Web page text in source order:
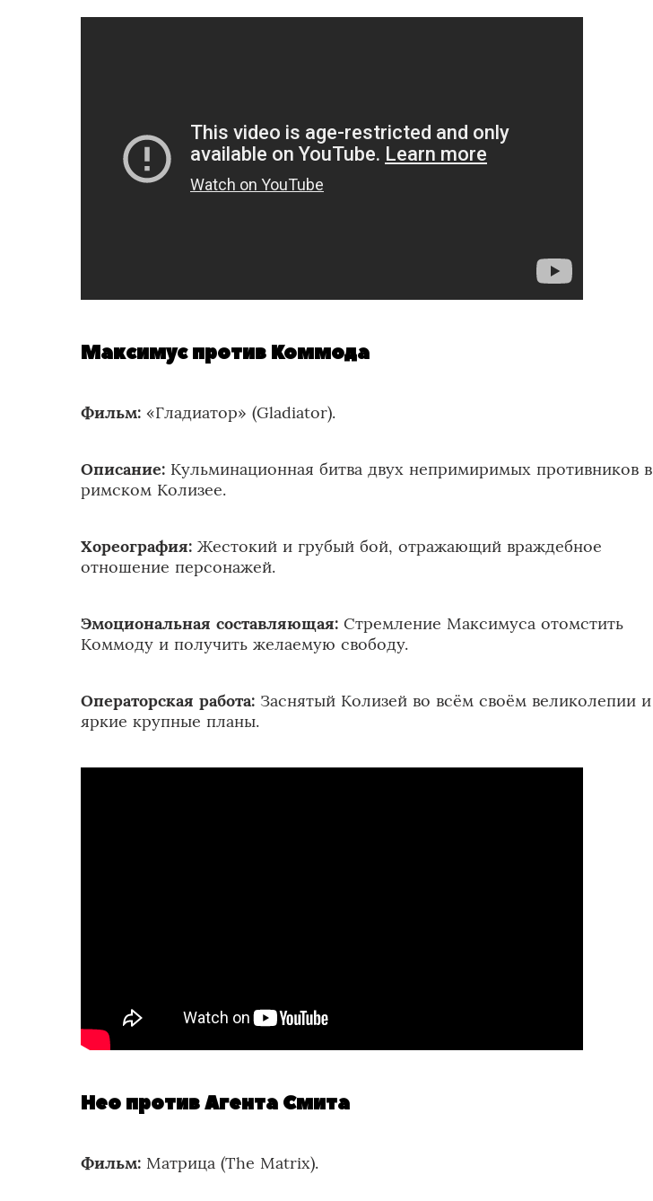
Максимус против Коммода
Фильм: «Гладиатор» (Gladiator).
Описание: Кульминационная битва двух непримиримых противников в
римском Колизее.
Хореография: Жестокий и грубый бой, отражающий враждебное
отношение персонажей.
Эмоциональная составляющая: Стремление Максимуса отомстить
Коммоду и получить желаемую свободу.
Операторская работа: Заснятый Колизей во всём своём великолепии и
яркие крупные планы.
Нео против Агента Смита
Фильм: Матрица (The Matrix).